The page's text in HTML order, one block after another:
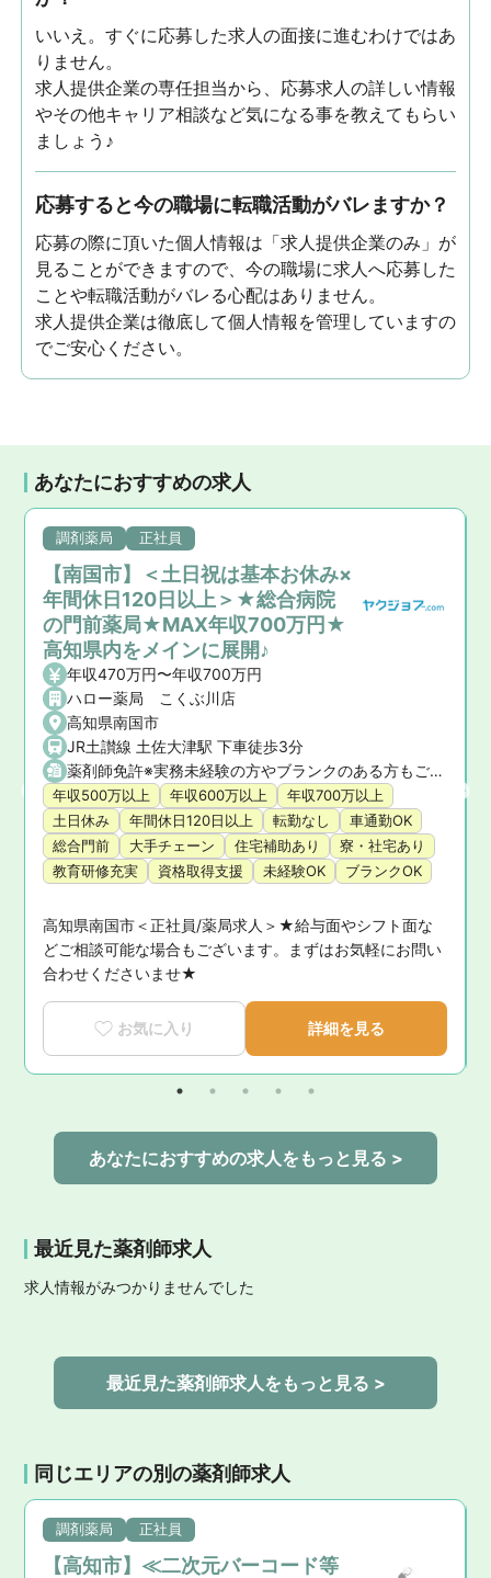
いいえ。すぐに応募した求人の面接に進むわけではあ
りません。
求人提供企業の専任担当から、応募求人の詳しい情報
やその他キャリア相談など気になる事を教えてもらい
ましょう♪
応募すると今の職場に転職活動がバレますか？
応募の際に頂いた個人情報は「求人提供企業のみ」が
見ることができますので、今の職場に求人へ応募した
ことや転職活動がバレる心配はありません。
求人提供企業は徹底して個人情報を管理していますの
でご安心ください。
あなたにおすすめの求人
調剤薬局 正社員
【南国市】＜土日祝は基本お休み×
年間休日120日以上＞★総合病院
の門前薬局★MAX年収700万円★
高知県内をメインに展開♪
年収470万円〜年収700万円
ハロー薬局 こくぶ川店
高知県南国市
JR土讃線 土佐大津駅 下車徒歩3分
薬剤師免許※実務未経験の方やブランクのある方もご相談ください。 ※新卒社員・第二新卒の方も相談OK！
年収500万以上 年収600万以上
年収700万以上
土日休み
年間休日120日以上 転勤なし
車通勤OK
総合門前
大手チェーン 住宅補助あり
寮・社宅あり
教育研修充実
資格取得支援 未経験OK ブランクOK
高知県南国市＜正社員/薬局求人＞★給与面やシフト面な
どご相談可能な場合もございます。まずはお気軽にお問い
合わせくださいませ★
お気に入り 詳細を見る
あなたにおすすめの求人をもっと見る >
最近見た薬剤師求人
求人情報がみつかりませんでした
最近見た薬剤師求人をもっと見る >
同じエリアの別の薬剤師求人
調剤薬局 正社員
【高知市】≪二次元バーコード等